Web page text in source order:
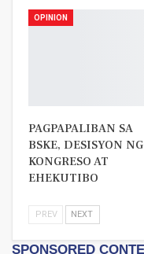
OPINION
PAGPAPALIBAN SA
BSKE, DESISYON NG
KONGRESO AT
EHEKUTIBO
PREV NEXT